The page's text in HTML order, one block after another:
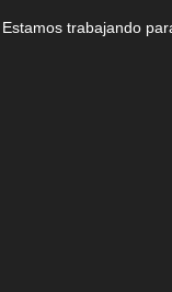
Estamos trabajando